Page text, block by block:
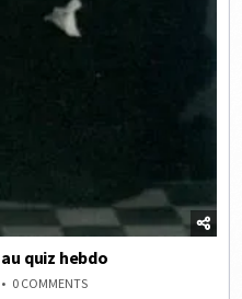
quiz hebdo
0 COMMENTSON